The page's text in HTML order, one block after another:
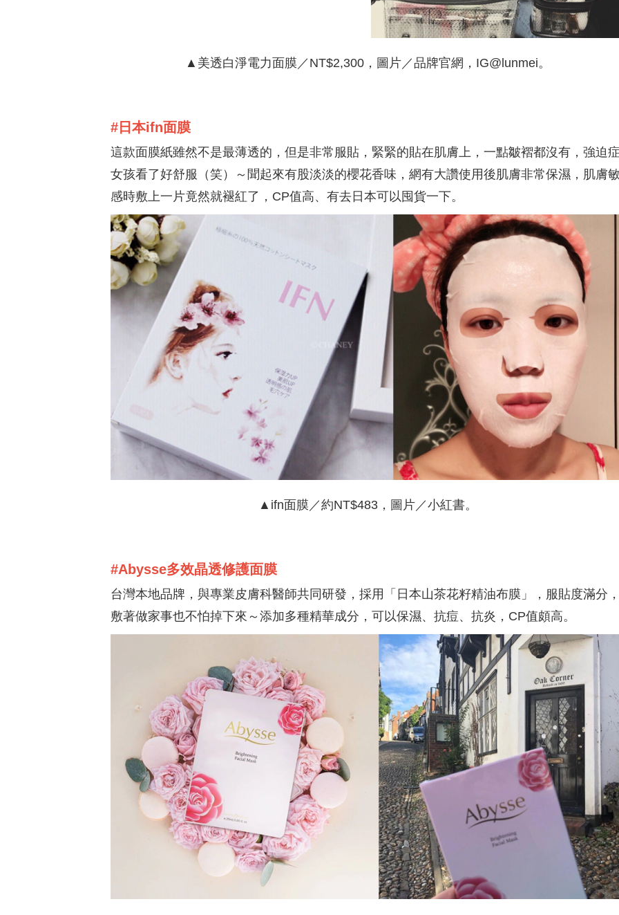
▲美透白淨電力面膜／NT$2,300，圖片／品牌官網，IG@lunmei。
#日本ifn面膜
這款面膜紙雖然不是最薄透的，但是非常服貼，緊緊的貼在肌膚上，一點皺褶都沒有，強迫
女孩看了好舒服（笑）～聞起來有股淡淡的櫻花香味，網有大讚使用後肌膚非常保濕，肌膚
感時敷上一片竟然就褪紅了，CP值高、有去日本可以囤貨一下。
▲ifn面膜／約NT$483，圖片／小紅書。
#Abysse多效晶透修護面膜
台灣本地品牌，與專業皮膚科醫師共同研發，採用「日本山茶花籽精油布膜」，服貼度滿分
敷著做家事也不怕掉下來～添加多種精華成分，可以保濕、抗痘、抗炎，CP值頗高。